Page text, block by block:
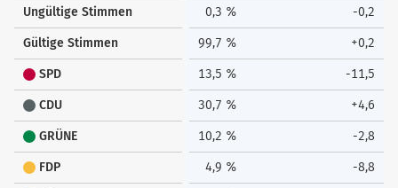
Ungültige Stimmen 0,3 % -0,2
Gültige Stimmen 99,7 % +0,2
SPD 13,5 % -11,5
CDU 30,7 % +4,6
GRÜNE 10,2 % -2,8
FDP 4,9 % -8,8